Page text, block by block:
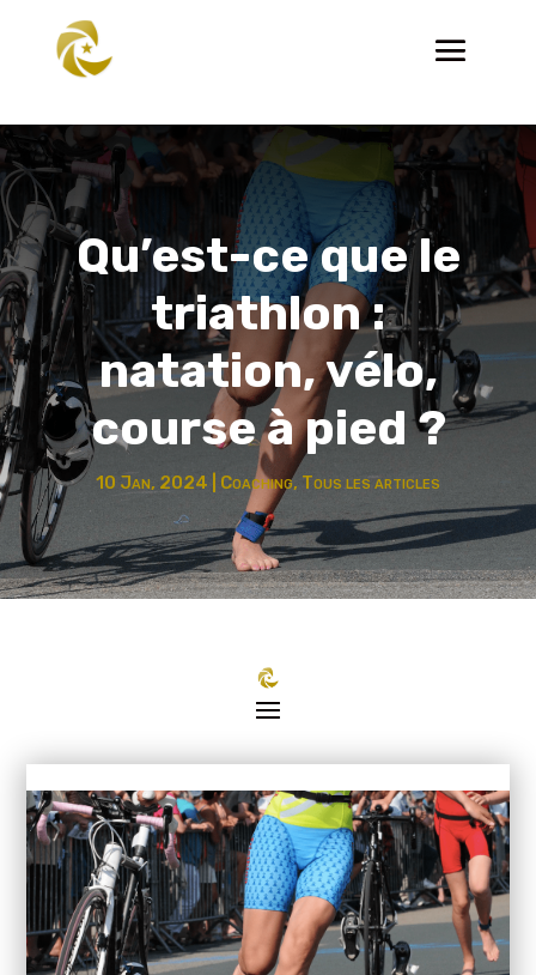
Qu’est-ce que le
triathlon :
natation, vélo,
course à pied ?
10 Jan, 2024 Coaching, Tous les articles